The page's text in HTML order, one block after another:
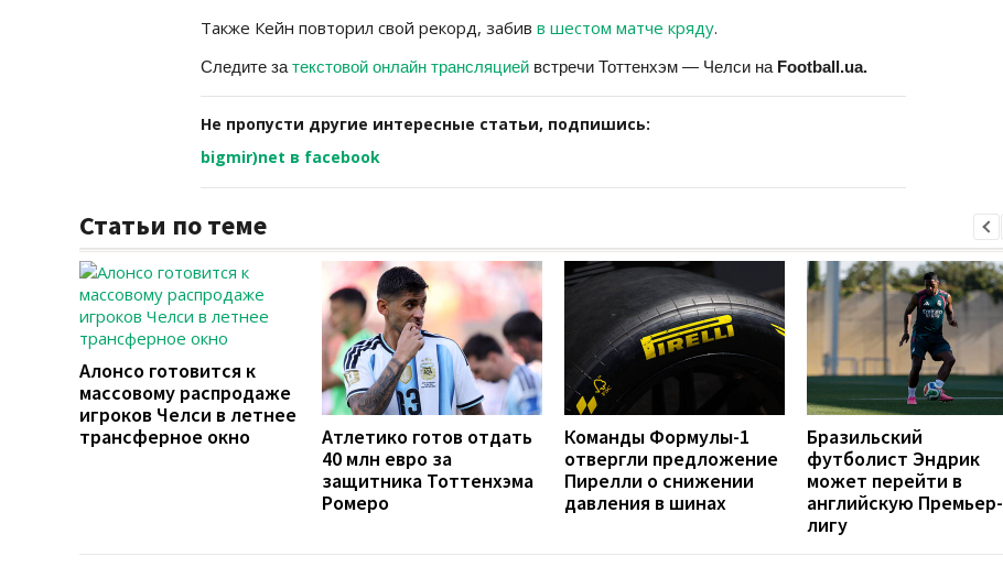
Также Кейн повторил свой рекорд, забив в шестом матче кряду.
Следите за текстовой онлайн трансляцией встречи Тоттенхэм — Челси на Football.ua.
Не пропусти другие интересные статьи, подпишись:
bigmir)net в facebook
Статьи по теме
Алонсо готовится к
массовому распродаже
игроков Челси в летнее
трансферное окно
Атлетико готов отдать
40 млн евро за
защитника Тоттенхэма
Ромеро
Команды Формулы-1
отвергли предложение
Пирелли о снижении
давления в шинах
Бразильский
футболист Эндрик
может перейти в
английскую Премьер-
лигу